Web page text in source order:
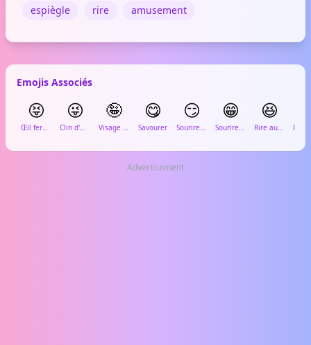
espiègle
rire amusement
Emojis Associés
😝
Œil fermé langue tirée
😜
Clin d'œil langue tirée
🤪
Visage loufoque
😋
Savourer
😏
Sourire en coin
😁
Sourire aux dents
😆
Rire aux éclats
Advertisement